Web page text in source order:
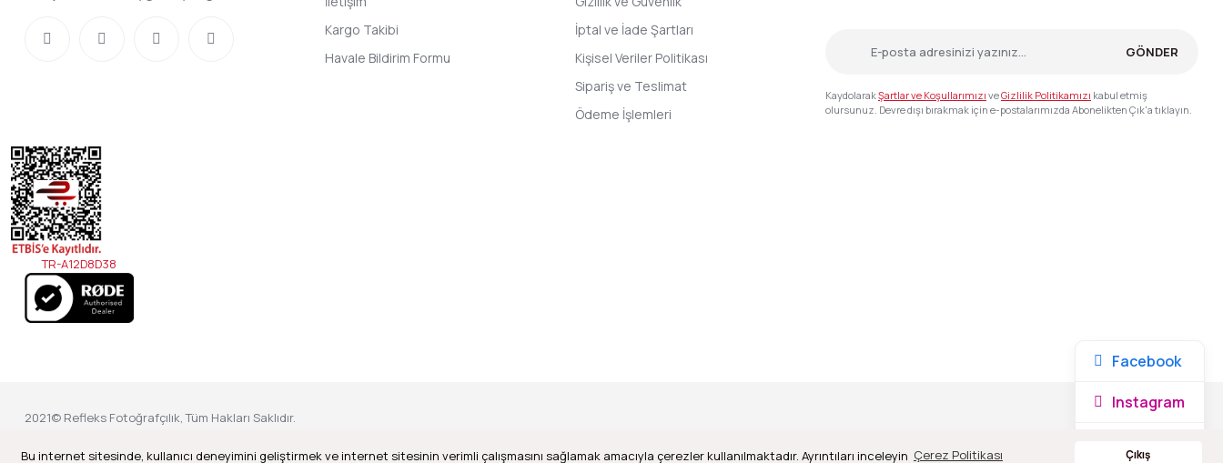
Bu internet sitesinde, kullanıcı deneyimini geliştirmek ve internet sitesinin verimli çalışmasını sağlamak amacıyla çerezler kullanılmaktadır. Ayrıntıları inceleyin Çerez Politikası Çıkış
Kargo Takibi
Havale Bildirim Formu
İptal ve İade Şartları
Kişisel Veriler Politikası
Sipariş ve Teslimat
Ödeme İşlemleri
GÖNDER
KaydolarakŞartlar ve Koşullarımızı veGizlilik Politikamızı kabul etmiş
olursunuz. Devre dışı bırakmak için e-postalarımızda Abonelikten Çık'a tıklayın.
TR-A12D8D38
2021© Refleks Fotoğrafçılık, Tüm Hakları Saklıdır.
Facebook
Instagram